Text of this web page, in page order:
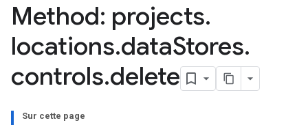
Method: projects.
locations.dataStores.
controls.delete
Sur cette page